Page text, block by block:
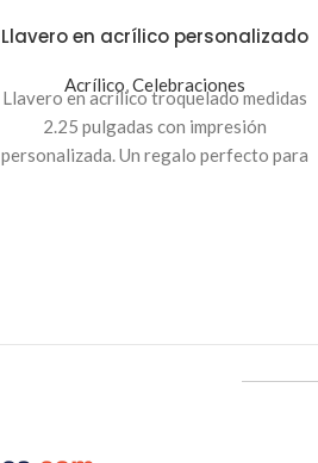
Llavero en acrílico personalizado
Acrílico,Celebraciones
Llavero en acrílico troquelado medidas
2.25 pulgadas con impresión
personalizada. Un regalo perfecto para